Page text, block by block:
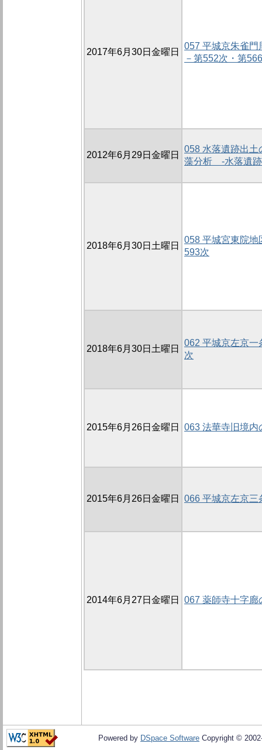
2017年6月30日金曜日
057 平城京朱雀門
－第552次・第
2012年6月29日金曜日
058 水落遺跡出土
藻分析 -水落遺跡
2018年6月30日土曜日
058 平城宮東院地
593次
2018年6月30日土曜日
062 平城京左京一
次
2015年6月26日金曜日 063 法華寺旧境内
2015年6月26日金曜日 066 平城京左京三
2014年6月27日金曜日 067 薬師寺十字廊
Powered by DSpace Software Copyright ©